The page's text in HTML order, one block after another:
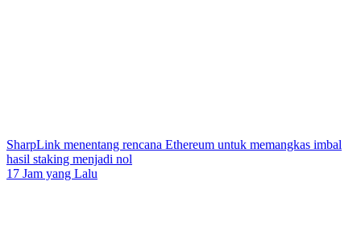
SharpLink menentang rencana Ethereum untuk memangkas imbal
hasil staking menjadi nol
17 Jam yang Lalu